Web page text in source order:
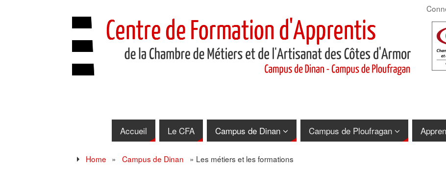
Accueil Le CFA Campus de Dinan Campus de Ploufragan
Home » Campus de Dinan » Les métiers et les formations